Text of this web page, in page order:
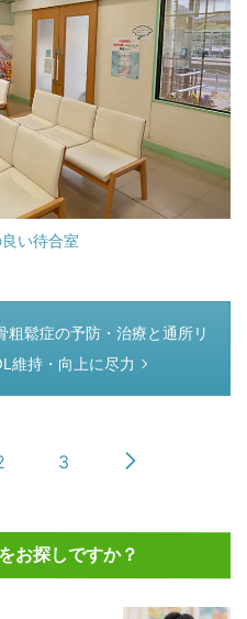
い待合室
鬆症の予防・治療と通所リ
維持・向上に尽力
3
お探しですか？